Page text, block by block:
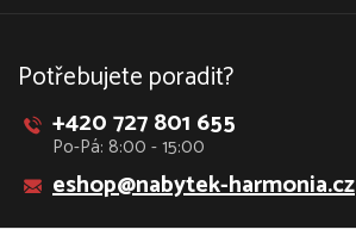
Potřebujete poradit?
+420 727 801 655
Po-Pá: 8:00 - 15:00
eshop@nabytek-harmonia.cz